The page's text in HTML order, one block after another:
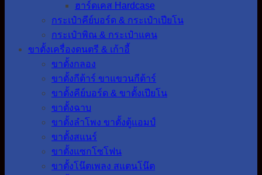
ฮาร์ดเคส Hardcase
กระเป๋าคีย์บอร์ด & กระเป๋าเปียโน
กระเป๋าพิณ & กระเป๋าแคน
ขาตั้งเครื่องดนตรี & เก้าอี้
ขาตั้งกลอง
ขาตั้งกีต้าร์ ขาแขวนกีต้าร์
ขาตั้งคีย์บอร์ด & ขาตั้งเปียโน
ขาตั้งฉาบ
ขาตั้งลำโพง ขาตั้งตู้แอมป์
ขาตั้งสแนร์
ขาตั้งแซกโซโฟน
ขาตั้งโน๊ตเพลง สแตนโน๊ต